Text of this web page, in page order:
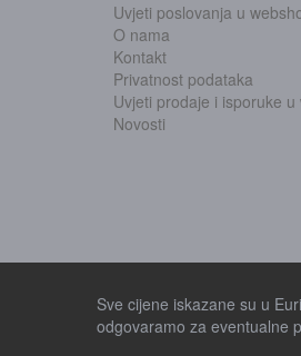
Uvjeti poslovanja u
O nama
Kontakt
Privatnost podataka
Uvjeti prodaje i isporuke u
Novosti
Sve cijene iskazane su u
odgovaramo za eventualne